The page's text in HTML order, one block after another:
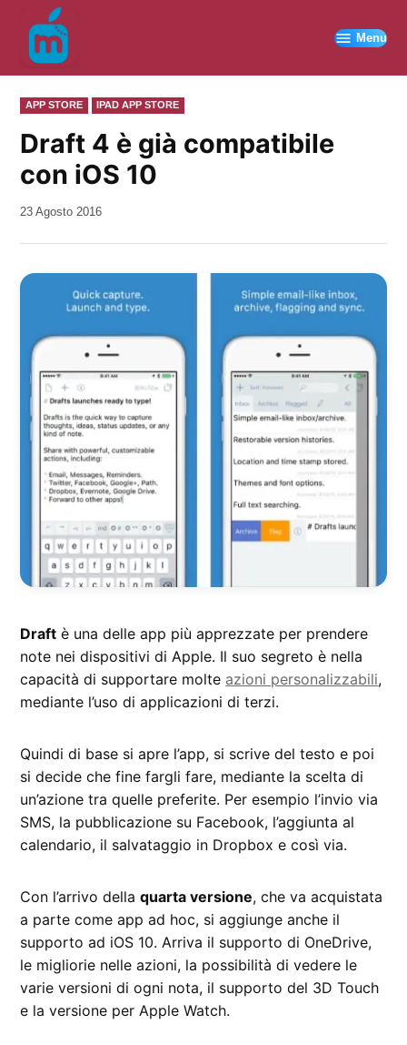
contenuto
Menu
PUBBLICATO
IN
APP STORE IPAD APP STORE
Draft 4 è già compatibile
con iOS 10
da
23 Agosto 2016
Draft è una delle app più apprezzate per prendere
note nei dispositivi di Apple. Il suo segreto è nella
capacità di supportare molte azioni personalizzabili,
mediante l’uso di applicazioni di terzi.
Quindi di base si apre l’app, si scrive del testo e poi
si decide che fine fargli fare, mediante la scelta di
un’azione tra quelle preferite. Per esempio l’invio via
SMS, la pubblicazione su Facebook, l’aggiunta al
calendario, il salvataggio in Dropbox e così via.
Con l’arrivo dellaquarta versione, che va acquistata
a parte come app ad hoc, si aggiunge anche il
supporto ad iOS 10. Arriva il supporto di OneDrive,
le migliorie nelle azioni, la possibilità di vedere le
varie versioni di ogni nota, il supporto del 3D Touch
e la versione per Apple Watch.